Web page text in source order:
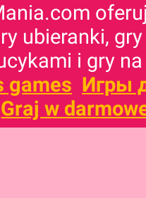
ubieranki,
i gry
games Игры
Graj w